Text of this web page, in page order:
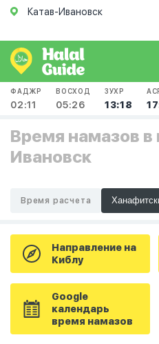
Катав-Ивановск
ФАДЖР
02:11
ВОСХОД
05:26
ЗУХР
13:18
Время намазов в
Ивановск
Время расчета
Направление на
Киблу
Google
календарь
время намазов